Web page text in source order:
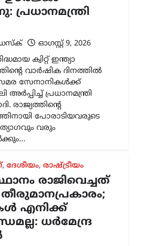
രാജിവെച്ചത്
എനിക്ക്
ധർമേന്ദ്ര
ഓഗസ്റ്റ്‌ 9, 2026
വിദ്യാർത്ഥി സമരത്തെ
വിദ്യാഭ്യാസമന്ത്രി സ്ഥാനം
മുൻ കേന്ദ്രമന്ത്രി
രാജി പ്രഖ്യാപിച്ച് രണ്ട്
,ദേശീയം,ലേറ്റസ്റ്റ് ന്യൂസ്
വിദ്യാർഥി സമര